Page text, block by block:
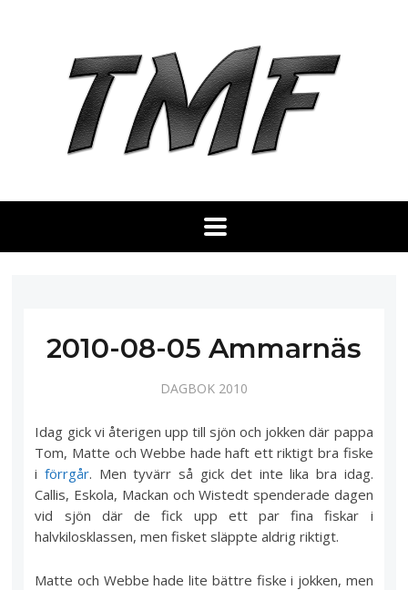
2010-08-05 Ammarnäs
DAGBOK 2010
Idag gick vi återigen upp till sjön och jokken där pappa
Tom, Matte och Webbe hade haft ett riktigt bra fiske
iförrgår. Men tyvärr så gick det inte lika bra idag.
Callis, Eskola, Mackan och Wistedt spenderade dagen
vid sjön där de fick upp ett par fina fiskar i
halvkilosklassen, men fisket släppte aldrig riktigt.
Matte och Webbe hade lite bättre fiske i jokken, men